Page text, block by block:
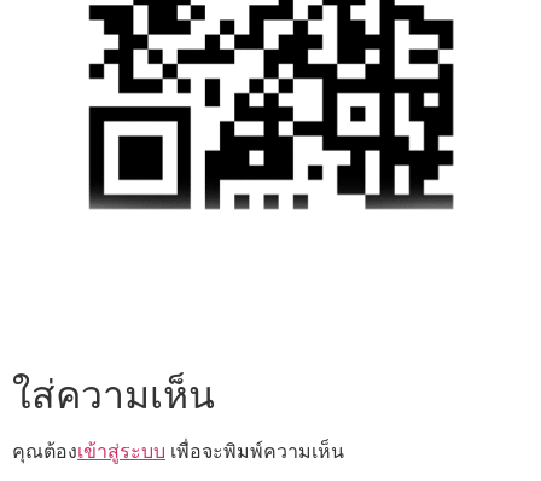
ใส่ความเห็น
คุณต้องเข้าสู่ระบบ เพื่อจะพิมพ์ความเห็น